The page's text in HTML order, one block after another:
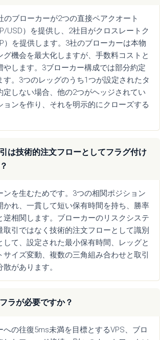
のブローカーが2つの直接ペアクオート
USD）を提供し、2社目がクロスレートク
）を提供します。3社のブローカーは本物
グ機会を最大化しますが、手数料コストと
やします。3ブローカー構成では部分約定
す。3つのレッグのうち1つが設定されたタ
定しない場合、他の2つがヘッジされてい
ョンを作り、それを明示的にクローズする
は技術的注文フローとしてフラグ付け
ンを生むためです。3つの相関ポジション
かれ、一貫して短い保有時間を持ち、勝率
逆相関します。ブローカーのリスクシステ
取引ではなく技術的注文フローとして識別
して、設定された最小保有時間、レッグと
サイズ変動、複数の三角組み合わせと取引
があります。
ラが必要ですか？
への往復5ms未満を目標とするVPS、ブロ